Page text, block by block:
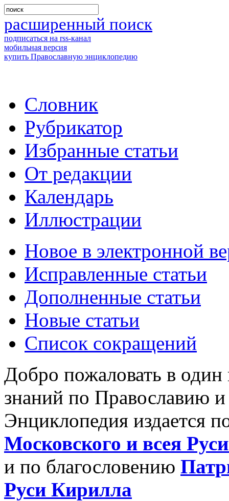
расширенный поиск
подписаться на rss-канал
мобильная версия
купить Православную энциклопедию
Словник
Рубрикатор
Избранные статьи
От редакции
Календарь
Иллюстрации
Новое в электронной
Исправленные статьи
Дополненные статьи
Новые статьи
Список сокращений
Добро пожаловать в
знаний по Православию
Энциклопедия издается
Московского и всея
и по благословению
Руси Кирилла